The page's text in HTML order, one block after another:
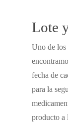
Lote
Uno de los
fecha de
para la
producto a